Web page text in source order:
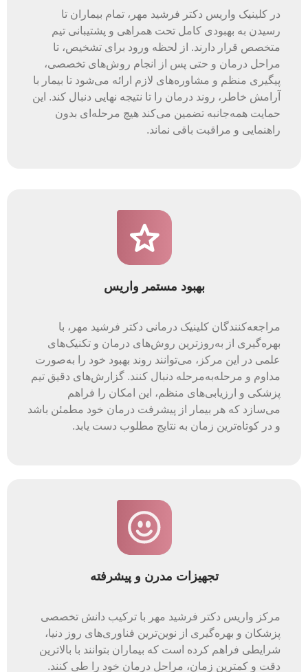
در کلینیک واریس دکتر فرشید مهر، تمام بیماران تا
رسیدن به بهبودی کامل تحت همراهی و پشتیبانی تیم
متخصص قرار دارند. از لحظه ورود برای تشخیص، تا
مراحل درمان و حتی پس از انجام روش‌های تخصصی،
پیگیری منظم و مشاوره‌های لازم ارائه می‌شود تا بیمار با
آرامش خاطر، روند درمان را تا نتیجه نهایی دنبال کند. این
حمایت همه‌جانبه تضمین می‌کند هیچ مرحله‌ای بدون
راهنمایی و مراقبت باقی نماند.
بهبود مستمر واریس
مراجعه‌کنندگان کلینیک درمانی دکتر فرشید مهر، با
بهره‌گیری از به‌روزترین روش‌های درمان و تکنیک‌های
علمی در این مرکز، می‌توانند روند بهبود خود را به‌صورت
مداوم و مرحله‌به‌مرحله دنبال کنند. گزارش‌های دقیق تیم
پزشکی و ارزیابی‌های منظم، این امکان را فراهم
می‌سازد که هر بیمار از پیشرفت درمان خود مطمئن باشد
و در کوتاه‌ترین زمان به نتایج مطلوب دست یابد.
تجهیزات مدرن و پیشرفته
مرکز واریس دکتر فرشید مهر با ترکیب دانش تخصصی
پزشکان و بهره‌گیری از نوین‌ترین فناوری‌های روز دنیا،
شرایطی فراهم کرده است که بیماران بتوانند با بالاترین
دقت و کمترین زمان، مراحل درمان خود را طی کنند.